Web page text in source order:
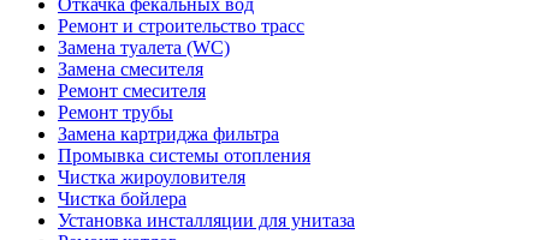
Ремонт и строительство трасс
Замена туалета (WC)
Замена смесителя
Ремонт смесителя
Ремонт трубы
Замена картриджа фильтра
Промывка системы отопления
Чистка жироуловителя
Чистка бойлера
Установка инсталляции для унитаза